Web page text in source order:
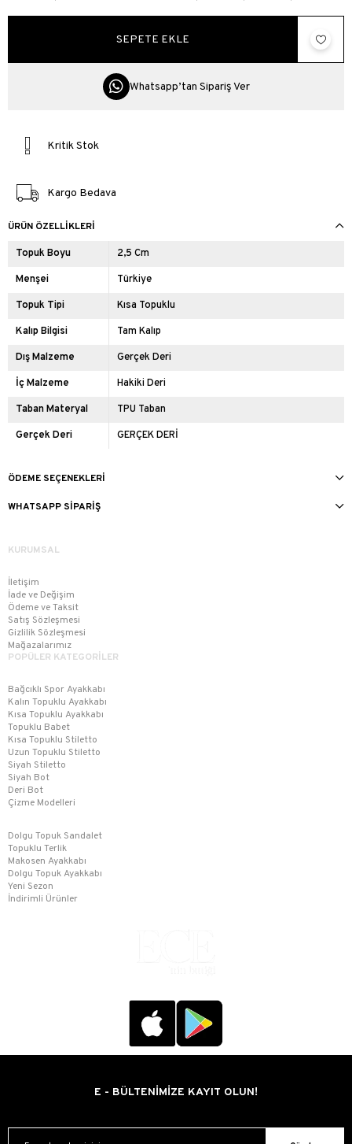
Whatsapp’tan Sipariş Ver
Kritik Stok
Kargo Bedava
ÜRÜN ÖZELLIKLERI
Topuk Boyu 2,5 Cm
Menşei Türkiye
Topuk Tipi Kısa Topuklu
Kalıp Bilgisi Tam Kalıp
Dış Malzeme Gerçek Deri
İç Malzeme Hakiki Deri
Taban Materyal TPU Taban
Gerçek Deri GERÇEK DERİ
ÖDEME SEÇENEKLERI
WHATSAPP SIPARIŞ
KURUMSAL
İletişim
İade ve Değişim
Ödeme ve Taksit
Satış Sözleşmesi
Gizlilik Sözleşmesi
Mağazalarımız
POPÜLER KATEGORİLER
Bağcıklı Spor Ayakkabı
Kalın Topuklu Ayakkabı
Kısa Topuklu Ayakkabı
Topuklu Babet
Kısa Topuklu Stiletto
Uzun Topuklu Stiletto
Siyah Stiletto
Siyah Bot
Deri Bot
Çizme Modelleri
Dolgu Topuk Sandalet
Topuklu Terlik
Makosen Ayakkabı
Dolgu Topuk Ayakkabı
Yeni Sezon
İndirimli Ürünler
E - BÜLTENİMİZE KAYIT OLUN!